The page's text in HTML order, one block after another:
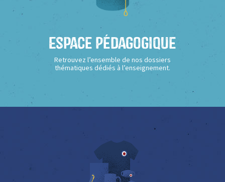
Espace Pédagogique
Retrouvez l’ensemble de nos dossiers
thématiques dédiés à l’enseignement.